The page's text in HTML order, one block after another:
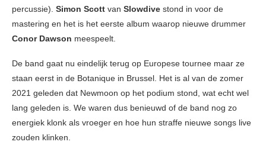
percussie). Simon Scott van Slowdive stond in voor de
mastering en het is het eerste album waarop nieuwe drummer
Conor Dawson meespeelt.
De band gaat nu eindelijk terug op Europese tournee maar ze
staan eerst in de Botanique in Brussel. Het is al van de zomer
2021 geleden dat Newmoon op het podium stond, wat echt wel
lang geleden is. We waren dus benieuwd of de band nog zo
energiek klonk als vroeger en hoe hun straffe nieuwe songs live
zouden klinken.